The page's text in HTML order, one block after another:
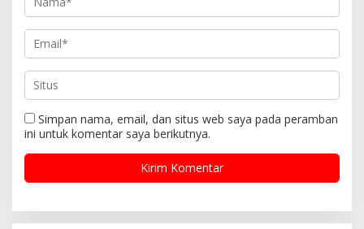
Simpan nama, email, dan situs web saya pada peramban
ini untuk komentar saya berikutnya.